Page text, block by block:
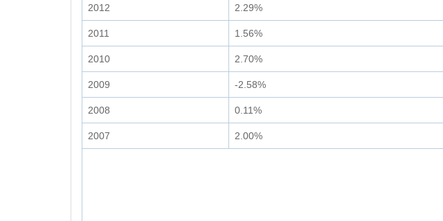
2012 2.29%
2011 1.56%
2010 2.70%
2009 -2.58%
2008 0.11%
2007 2.00%